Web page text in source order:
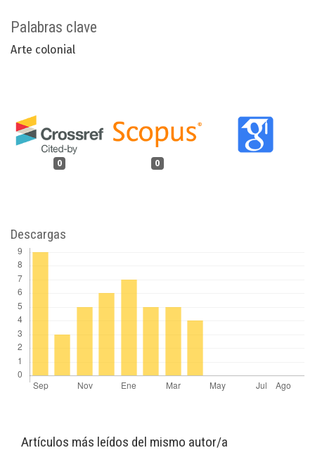
Palabras clave
Arte colonial
0 0
Descargas
Artículos más leídos del mismo autor/a